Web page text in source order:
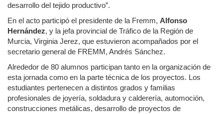
desarrollo del tejido productivo”.
En el acto participó el presidente de la Fremm, Alfonso
Hernández, y la jefa provincial de Tráfico de la Región de
Murcia, Virginia Jerez, que estuvieron acompañados por el
secretario general de FREMM, Andrés Sánchez.
Alrededor de 80 alumnos participan tanto en la organización de
esta jornada como en la parte técnica de los proyectos. Los
estudiantes pertenecen a distintos grados y familias
profesionales de joyería, soldadura y calderería, automoción,
construcciones metálicas, desarrollo de proyectos de